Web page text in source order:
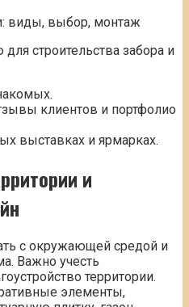
строительства забора и
клиентов и портфолио
выставках и ярмарках.
и
с окружающей средой и
Важно учесть
территории.
элементы,